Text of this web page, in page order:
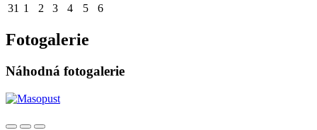
31 1 2 3 4 5 6
Fotogalerie
Náhodná fotogalerie